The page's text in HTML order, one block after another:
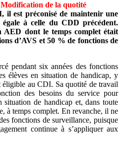
de la quotité
il est préconisé de maintenir une
à celle du CDD précédent.
AED dont le temps complet était
d’AVS et 50 % de fonctions de
pendant six années des fonctions
élèves en situation de handicap, y
éligible au CDI. Sa quotité de travail
des besoins du service pour
situation de handicap et, dans toute
à temps complet. En revanche, il ne
fonctions de surveillance, puisque
continue à s’appliquer aux